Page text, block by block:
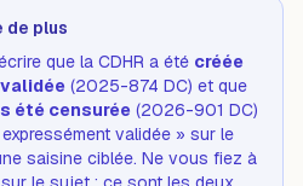
de plus
que la CDHR a été créée
(2025-874 DC) et que
été censurée (2026-901 DC)
validée » sur le
saisine ciblée. Ne vous fiez à